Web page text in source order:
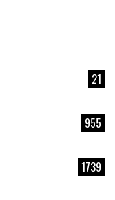
21
955
1739